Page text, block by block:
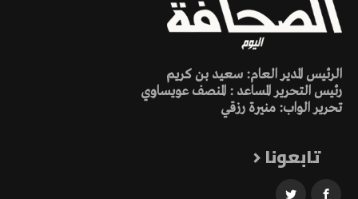
الرئيس المدير العام: سعيد بن كريم
رئيس التحرير المساعد : المنصف عويساوي
تحرير الواب: منيرة رزقي
تابعونا